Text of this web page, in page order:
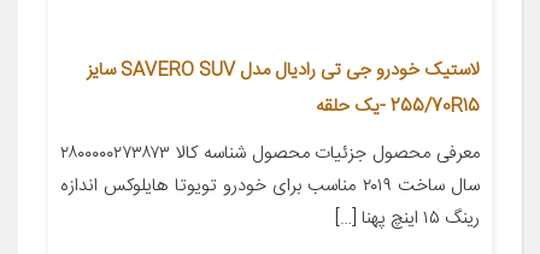
لاستیک خودرو جی تی رادیال مدل SAVERO SUV سایز
255/70R15 -یک حلقه
معرفی محصول جزئیات محصول شناسه کالا ۲۸۰۰۰۰۰۲۷۳۸۷۳
سال ساخت ۲۰۱۹ مناسب برای خودرو تویوتا هایلوکس اندازه
رینگ ۱۵ اینچ پهنا […]